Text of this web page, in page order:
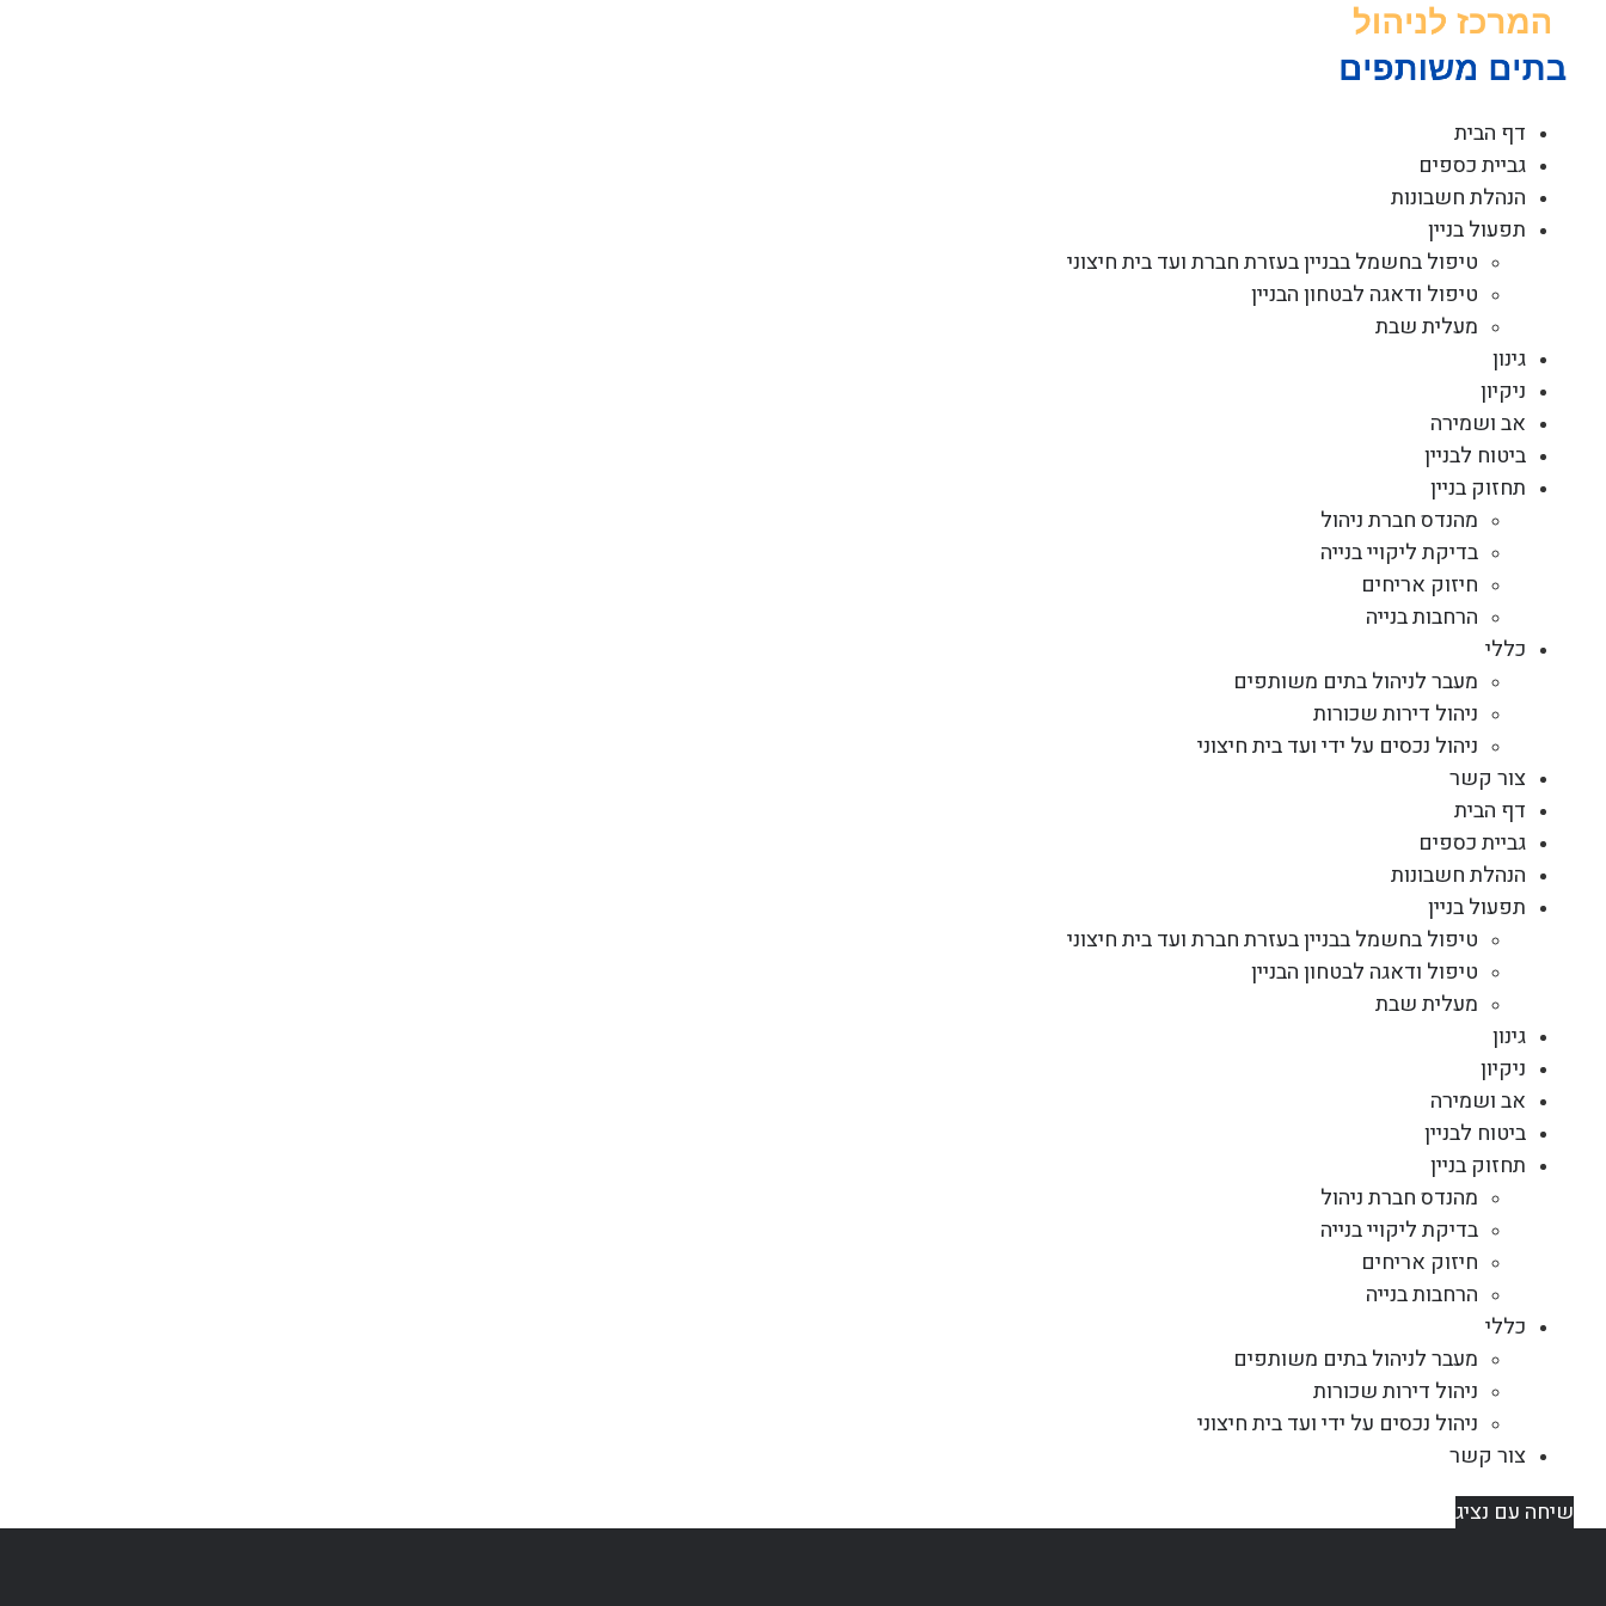
דף הבית
גביית כספים
הנהלת חשבונות
תפעול בניין
טיפול בחשמל בבניין בעזרת חברת ועד בית חיצוני
טיפול ודאגה לבטחון הבניין
מעלית שבת
גינון
ניקיון
אב ושמירה
ביטוח לבניין
תחזוק בניין
מהנדס חברת ניהול
בדיקת ליקויי בנייה
חיזוק אריחים
הרחבות בנייה
כללי
מעבר לניהול בתים משותפים
ניהול דירות שכורות
ניהול נכסים על ידי ועד בית חיצוני
צור קשר
דף הבית
גביית כספים
הנהלת חשבונות
תפעול בניין
טיפול בחשמל בבניין בעזרת חברת ועד בית חיצוני
טיפול ודאגה לבטחון הבניין
מעלית שבת
גינון
ניקיון
אב ושמירה
ביטוח לבניין
תחזוק בניין
מהנדס חברת ניהול
בדיקת ליקויי בנייה
חיזוק אריחים
הרחבות בנייה
כללי
מעבר לניהול בתים משותפים
ניהול דירות שכורות
ניהול נכסים על ידי ועד בית חיצוני
צור קשר
שיחה עם נציג